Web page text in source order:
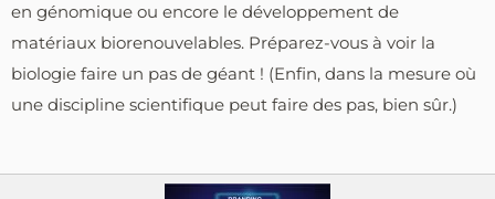
en génomique ou encore le développement de
matériaux biorenouvelables. Préparez-vous à voir la
biologie faire un pas de géant ! (Enfin, dans la mesure où
une discipline scientifique peut faire des pas, bien sûr.)